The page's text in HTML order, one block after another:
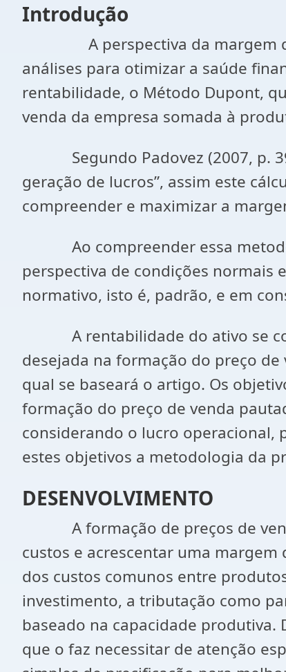
Introdução
A perspectiva da margem de
análises para otimizar a saúde
rentabilidade, o Método Dupont,
venda da empresa somada à
Segundo Padovez (2007, p.
geração de lucros”, assim este
compreender e maximizar a
Ao compreender essa
perspectiva de condições normais
normativo, isto é, padrão, e em
A rentabilidade do ativo se
desejada na formação do preço
qual se baseará o artigo. Os
formação do preço de venda
considerando o lucro operacional,
estes objetivos a metodologia da
DESENVOLVIMENTO
A formação de preços de
custos e acrescentar uma
dos custos comunos entre
investimento, a tributação como
baseado na capacidade
que o faz necessitar de atenção